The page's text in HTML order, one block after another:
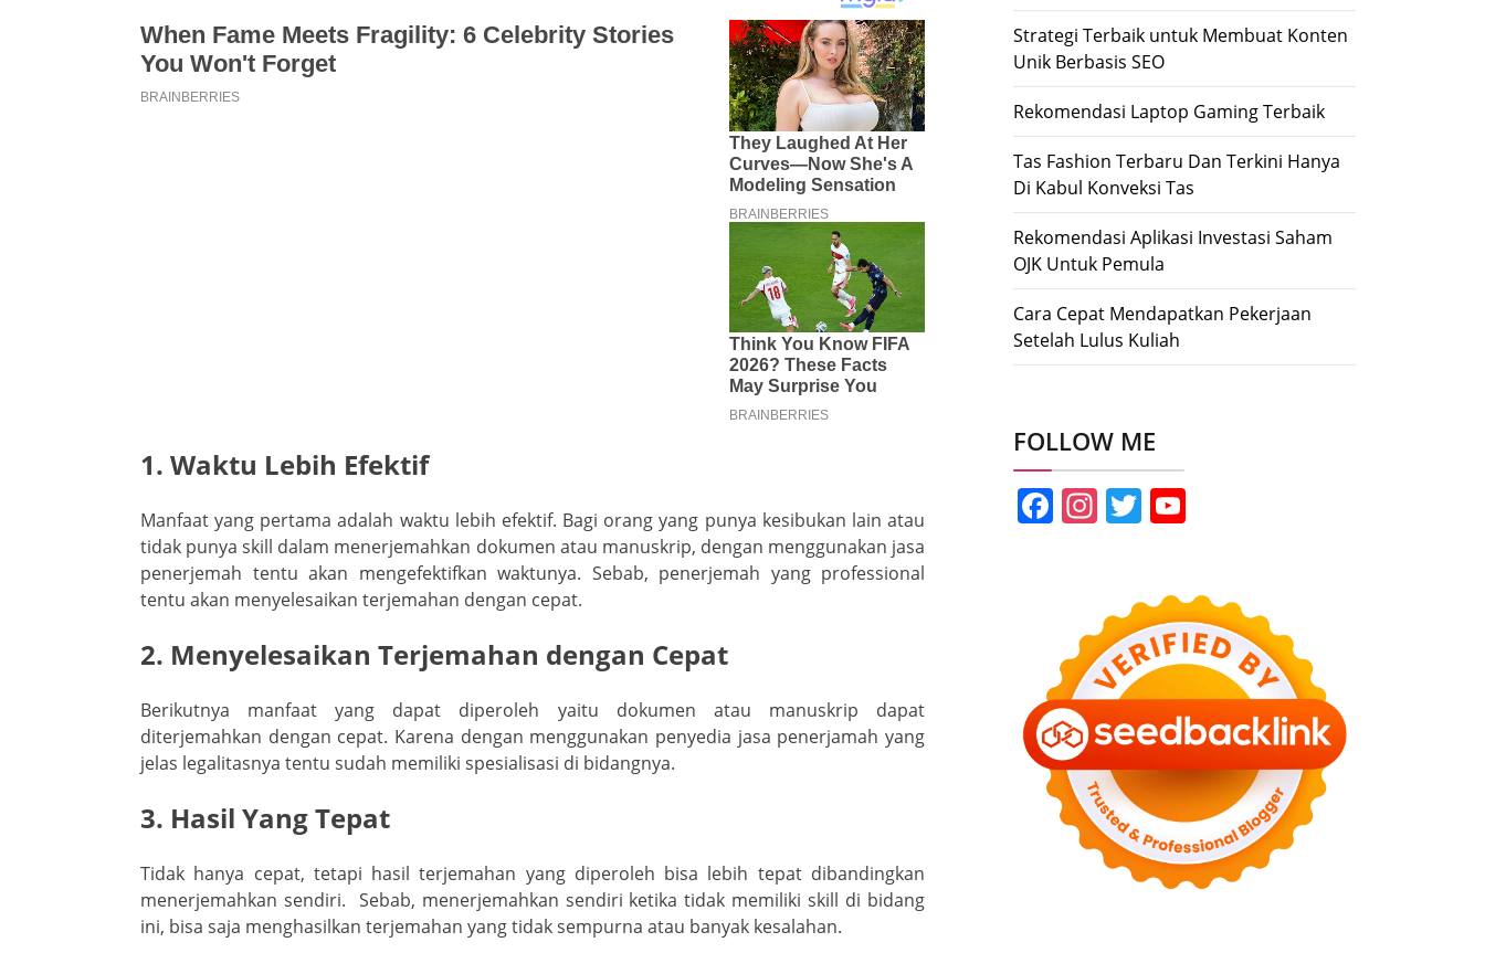
1. Waktu Lebih Efektif
Manfaat yang pertama adalah waktu lebih efektif. Bagi orang yang punya kesibukan lain atau
tidak punya skill dalam menerjemahkan dokumen atau manuskrip, dengan menggunakan jasa
penerjemah tentu akan mengefektifkan waktunya. Sebab, penerjemah yang professional
tentu akan menyelesaikan terjemahan dengan cepat.
2. Menyelesaikan Terjemahan dengan Cepat
Berikutnya manfaat yang dapat diperoleh yaitu dokumen atau manuskrip dapat
diterjemahkan dengan cepat. Karena dengan menggunakan penyedia jasa penerjamah yang
jelas legalitasnya tentu sudah memiliki spesialisasi di bidangnya.
3. Hasil Yang Tepat
Tidak hanya cepat, tetapi hasil terjemahan yang diperoleh bisa lebih tepat dibandingkan
menerjemahkan sendiri. Sebab, menerjemahkan sendiri ketika tidak memiliki skill di bidang
ini, bisa saja menghasilkan terjemahan yang tidak sempurna atau banyak kesalahan.
Strategi Terbaik untuk Membuat Konten
Unik Berbasis SEO
Rekomendasi Laptop Gaming Terbaik
Tas Fashion Terbaru Dan Terkini Hanya
Di Kabul Konveksi Tas
Rekomendasi Aplikasi Investasi Saham
OJK Untuk Pemula
Cara Cepat Mendapatkan Pekerjaan
Setelah Lulus Kuliah
FOLLOW ME
Facebook
Instagram
Twitter